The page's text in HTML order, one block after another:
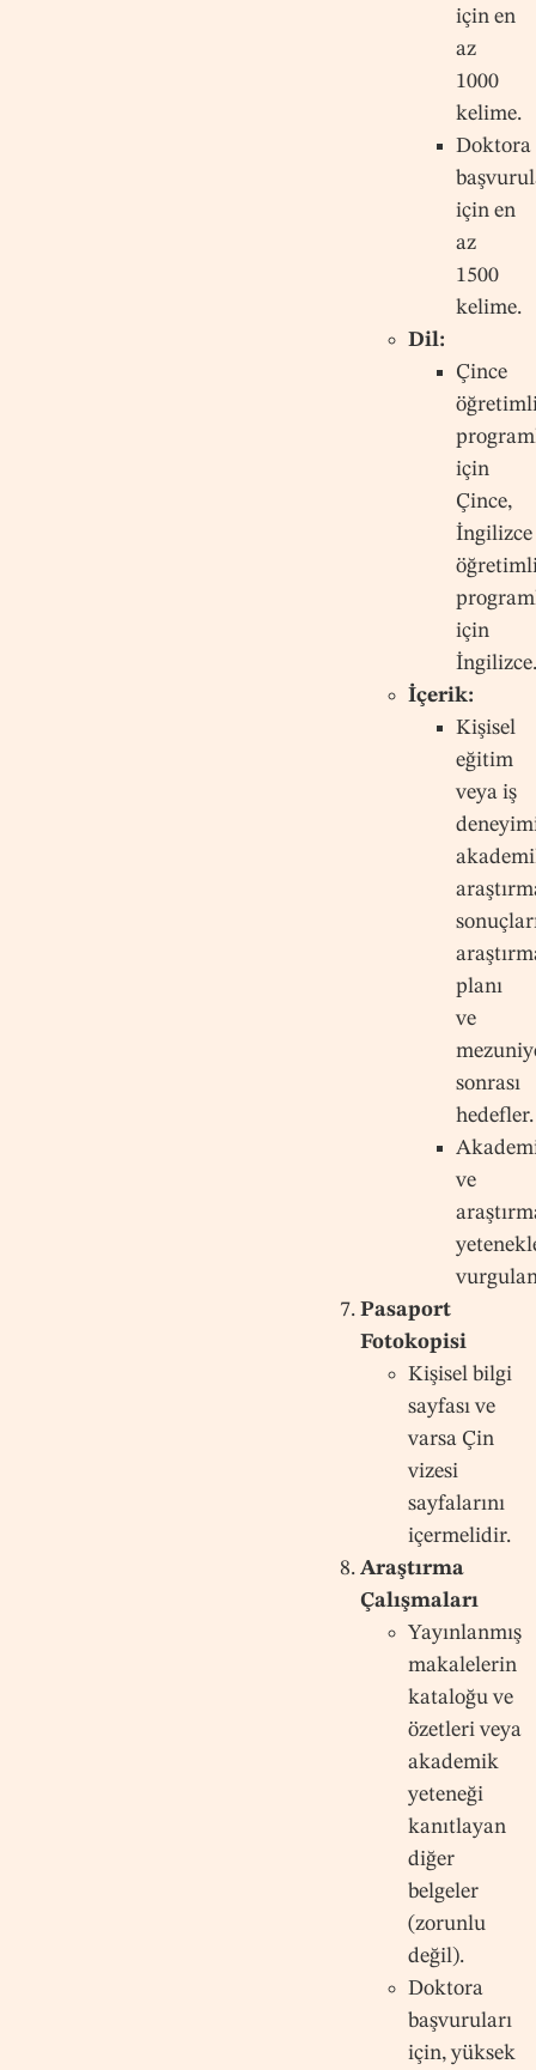
için en
az
1000
kelime.
Doktora
için en
az
1500
kelime.
Dil:
Çince
için
Çince,
İngilizce
için
İçerik:
Kişisel
eğitim
veya iş
planı
ve
sonrası
hedefler.
ve
Pasaport
Fotokopisi
Kişisel bilgi
sayfası ve
varsa Çin
vizesi
sayfalarını
içermelidir.
Araştırma
Çalışmaları
Yayınlanmış
makalelerin
kataloğu ve
özetleri veya
akademik
yeteneği
kanıtlayan
diğer
belgeler
(zorunlu
değil).
Doktora
başvuruları
için, yüksek